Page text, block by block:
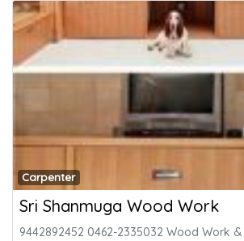
Carpenter
Sri Shanmuga Wood Work
9442892452 0462-2335032 Wood Work